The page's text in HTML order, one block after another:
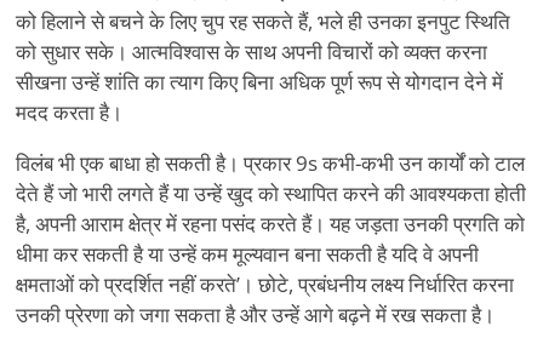
को हिलाने से बचने के लिए चुप रह सकते हैं, भले ही उनका इनपुट स्थिति
को सुधार सके। आत्मविश्वास के साथ अपनी विचारों को व्यक्त करना
सीखना उन्हें शांति का त्याग किए बिना अधिक पूर्ण रूप से योगदान देने में
मदद करता है।
विलंब भी एक बाधा हो सकती है। प्रकार 9s कभी-कभी उन कार्यों को टाल
देते हैं जो भारी लगते हैं या उन्हें खुद को स्थापित करने की आवश्यकता होती
है, अपनी आराम क्षेत्र में रहना पसंद करते हैं। यह जड़ता उनकी प्रगति को
धीमा कर सकती है या उन्हें कम मूल्यवान बना सकती है यदि वे अपनी
क्षमताओं को प्रदर्शित नहीं करते’ । छोटे, प्रबंधनीय लक्ष्य निर्धारित करना
उनकी प्रेरणा को जगा सकता है और उन्हें आगे बढ़ने में रख सकता है।